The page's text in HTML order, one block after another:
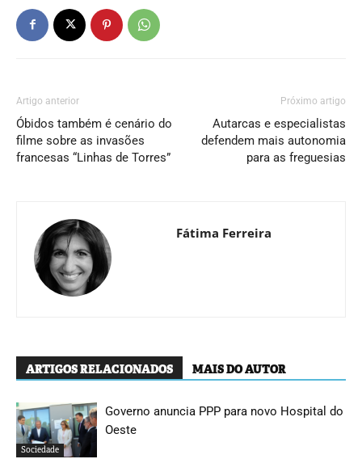
Artigo anterior
Óbidos também é cenário do
filme sobre as invasões
francesas “Linhas de Torres”
Próximo artigo
Autarcas e especialistas
defendem mais autonomia
para as freguesias
Fátima Ferreira
ARTIGOS RELACIONADOS MAIS DO AUTOR
Sociedade
Governo anuncia PPP para novo Hospital do
Oeste